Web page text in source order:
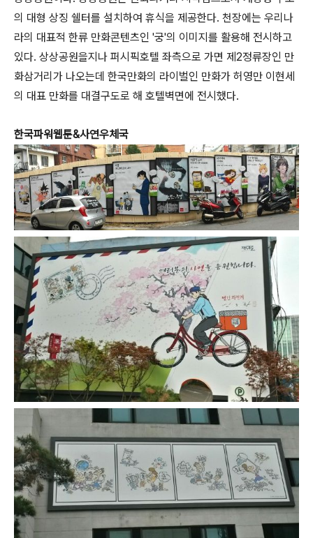
의 대형 상징 쉘터를 설치하여 휴식을 제공한다. 천장에는 우리나
라의 대표적 한류 만화콘텐츠인 '궁'의 이미지를 활용해 전시하고
있다. 상상공원을지나 퍼시픽호텔 좌측으로 가면 제2정류장인 만
화삼거리가 나오는데 한국만화의 라이벌인 만화가 허영만 이현세
의 대표 만화를 대결구도로 해 호텔벽면에 전시했다.
한국파워웹툰&사연우체국